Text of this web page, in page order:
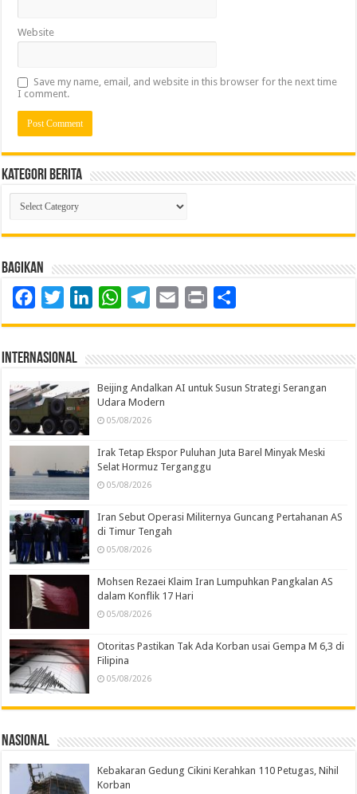
Website
Save my name, email, and website in this browser for the next time
I comment.
Kategori Berita
Kategori
Berita
Bagikan
FacebookTwitterLinkedInWhatsAppTelegram
Email Print
Internasional
Beijing Andalkan AI untuk Susun Strategi Serangan
Udara Modern
05/08/2026
Irak Tetap Ekspor Puluhan Juta Barel Minyak Meski
Selat Hormuz Terganggu
05/08/2026
Iran Sebut Operasi Militernya Guncang Pertahanan AS
di Timur Tengah
05/08/2026
Mohsen Rezaei Klaim Iran Lumpuhkan Pangkalan AS
dalam Konflik 17 Hari
05/08/2026
Otoritas Pastikan Tak Ada Korban usai Gempa M 6,3 di
Filipina
05/08/2026
Nasional
Kebakaran Gedung Cikini Kerahkan 110 Petugas, Nihil
Korban